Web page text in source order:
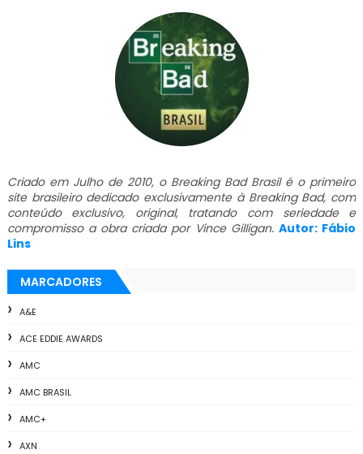
Criado em Julho de 2010, o Breaking Bad Brasil é o primeiro
site brasileiro dedicado exclusivamente à Breaking Bad, com
conteúdo exclusivo, original, tratando com seriedade e
compromisso a obra criada por Vince Gilligan. Autor: Fábio
Lins
MARCADORES
A&E
ACE EDDIE AWARDS
AMC
AMC BRASIL
AMC+
AXN